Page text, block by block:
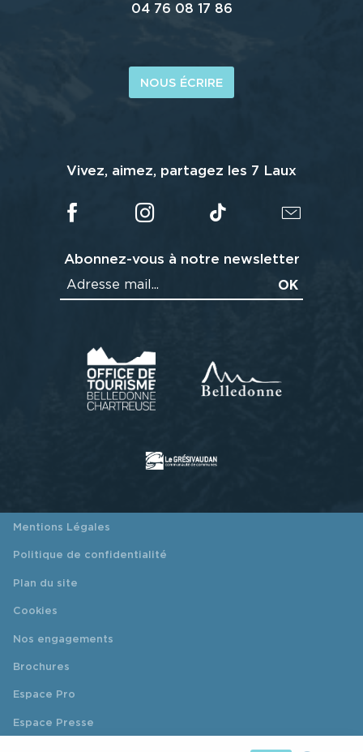
04 76 08 17 86
NOUS ÉCRIRE
Vivez, aimez, partagez les 7 Laux
Abonnez-vous à notre newsletter
Mentions Légales
Politique de confidentialité
Plan du site
Cookies
Nos engagements
Brochures
Espace Pro
Espace Presse